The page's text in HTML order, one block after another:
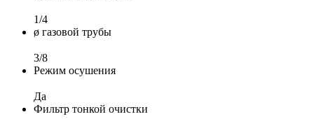
1/4
ø газовой трубы
3/8
Режим осушения
Да
Фильтр тонкой очистки